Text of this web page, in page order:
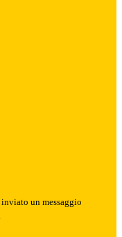
inviato un messaggio